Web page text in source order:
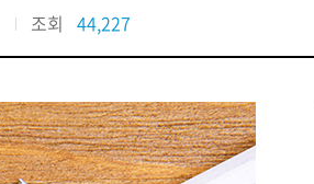
조회 44,227